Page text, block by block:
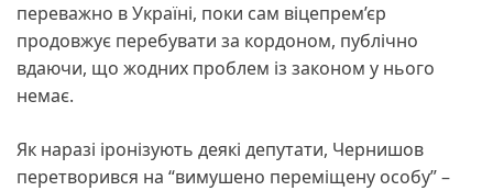
переважно в Україні, поки сам віцепрем’єр
продовжує перебувати за кордоном, публічно
вдаючи, що жодних проблем із законом у нього
немає.
Як наразі іронізують деякі депутати, Чернишов
перетворився на “вимушено переміщену особу” –